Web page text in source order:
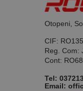
Otopeni,
CIF:
Reg. Com:
Cont:
Tel:
Email: